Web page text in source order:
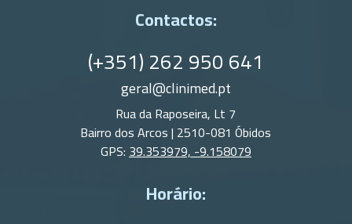
Contactos:
(+351) 262 950 641
geral@clinimed.pt
Rua da Raposeira, Lt 7
Bairro dos Arcos | 2510-081 Óbidos
GPS:39.353979, -9.158079
Horário: